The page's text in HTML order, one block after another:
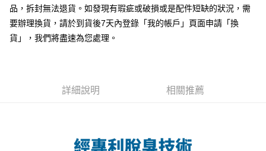
結帳頁面，進行簡訊認證並確認金額後，即可完成結帳。
３．收到繳費通知簡訊後14天內，點擊此簡訊中的連結，可透過四大超商／
ATM／網路銀行／等多元方式進行付款，方視為交易完成。
是否繳費成功／繳費後需取消欲退款等相關疑問，請聯繫「AFTEE先享後付
易，需依本服務之必要範圍內提供個人資料，並將交易相關給付款項請求債
付款後全家取貨
每筆NT$60，滿NT$999(含以上)免運費
7-11取貨付款
每筆NT$60，滿NT$1,111(含以上)免運費
品，拆封無法退貨。如發現有瑕疵或破損或是配件短缺的狀況，需
要辦理換貨，請於到貨後7天內登錄「我的帳戶」頁面申請「換
貨」，我們將盡速為您處理。
詳細說明 相關推薦